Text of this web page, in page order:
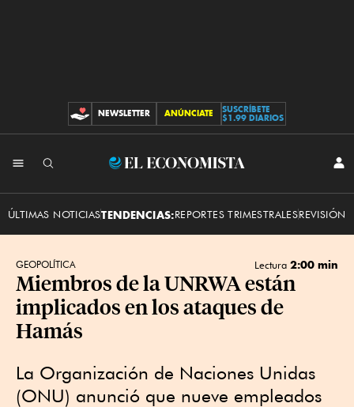
CONTRIBUCIONES
NEWSLETTER ANÚNCIATE
SUSCRÍBETE
$1.99 DIARIOS
El
ÚLTIMAS NOTICIASTENDENCIAS:REPORTES TRIMESTRALESREVISIÓN
GEOPOLÍTICA Lectura 2:00 min
Miembros de la UNRWA están
implicados en los ataques de
Hamás
La Organización de Naciones Unidas
(ONU) anunció que nueve empleados